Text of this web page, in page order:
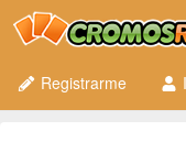
Registrarme